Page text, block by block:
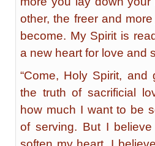
other, the freer and
become. My Spirit is
a new heart for love and
“Come, Holy Spirit, and
the truth of sacrificial
how much I want to be
of serving. But I